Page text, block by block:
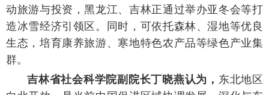
动旅游与投资，黑龙江、吉林正通过举办亚冬会等打
造冰雪经济引领区。同时，可依托森林、湿地等优良
生态，培育康养旅游、寒地特色农产品等绿色产业集
群。
吉林省社会科学院副院长丁晓燕认为， 东北地区